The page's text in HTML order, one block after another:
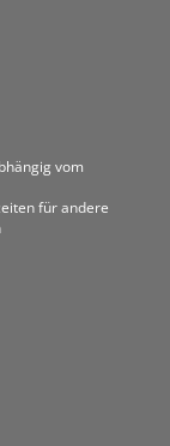
vom
für andere